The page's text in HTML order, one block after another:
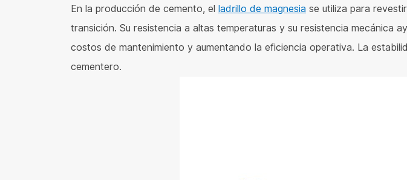
En la producción de cemento, el ladrillo de magnesia se utiliza para
transición. Su resistencia a altas temperaturas y su resistencia mecánica
costos de mantenimiento y aumentando la eficiencia operativa. La
cementero.